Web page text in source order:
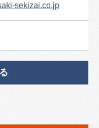
sekizai.co.jp